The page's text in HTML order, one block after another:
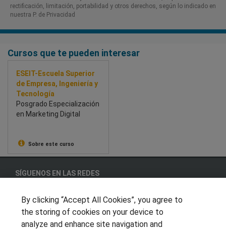
rectificación, limitación, portabilidad y otros derechos, según lo indicado en
nuestra P. de Privacidad​
Cursos que te pueden interesar
ESEIT-Escuela Superior
de Empresa, Ingeniería y
Tecnología
Posgrado Especialización
en Marketing Digital
Sobre este curso
SÍGUENOS EN LAS REDES
OTROS GRUPOS DE INTERES
By clicking “Accept All Cookies”, you agree to
the storing of cookies on your device to
analyze and enhance site navigation and